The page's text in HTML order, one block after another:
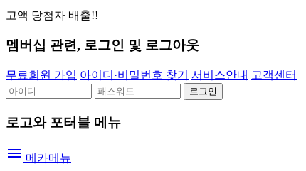
고액 당첨자 배출!!
멤버십 관련, 로그인 및 로그아웃
무료회원 가입 아이디·비밀번호 찾기 서비스안내 고객센터
로고와 포터블 메뉴
menu 메카메뉴